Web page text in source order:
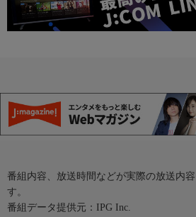
番組内容、放送時間などが実際の放送内
す。
番組データ提供元：IPG Inc.